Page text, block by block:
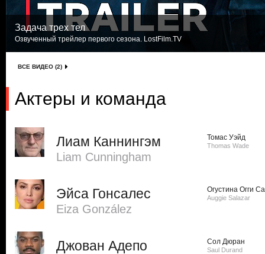
Задача трех тел
Озвученный трейлер первого сезона. LostFilm.TV
ВСЕ ВИДЕО (2)
Актеры и команда
Лиам Каннингэм
Liam Cunningham
Томас Уэйд
Thomas Wade
Эйса Гонсалес
Eiza González
Огустина Огги
Auggie Salazar
Джован Адепо Сол Дюран
Saul Durand